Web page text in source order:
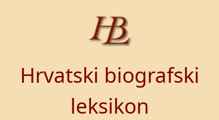
Hrvatski biografski
leksikon